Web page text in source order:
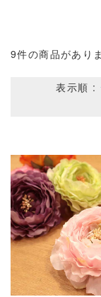
9件の商品があり
表示順 :